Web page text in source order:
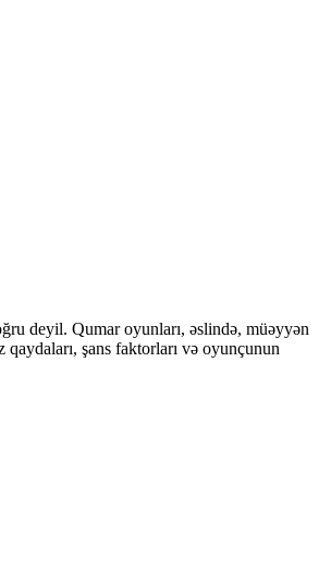
deyil. Qumar oyunları, əslində, müəyyən
şans faktorları və oyunçunun